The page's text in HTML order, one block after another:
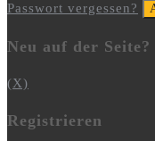
Passwort vergessen?
Neu auf der Seite?
(X)
Registrieren